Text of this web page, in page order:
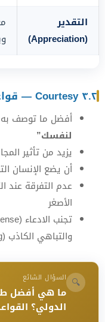
التقدير
(Appreciation)
٣.٢ Courtesy — قواعد المجاملة الذهبية
أفضل ما توصف به
لنفسك”
يزيد من تأثير
أن يضع الإنسان
عدم التفرقة عند
الأصغر
والتباهي الكاذب (Boasting)
🔍 السؤال الشائع
ما هي أفضل
الدولي؟